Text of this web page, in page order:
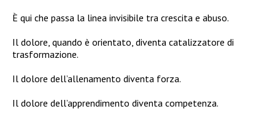
È qui che passa la linea invisibile tra crescita e abuso.
Il dolore, quando è orientato, diventa catalizzatore di
trasformazione.
Il dolore dell’allenamento diventa forza.
Il dolore dell’apprendimento diventa competenza.